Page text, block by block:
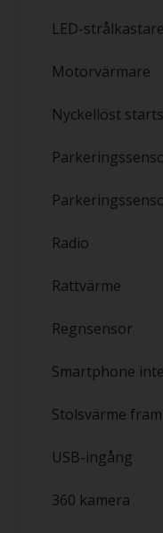
automatisk
LED-strålkastare
vitt ljus och har
Motorvärmare
Nyckellöst
Startknapp i
kallat Keyless-go
Sensorer på
för hinder
hinder framför
Radio
Rattvärme
Regnsensor
reagerar på
Smartphone
Stolsvärme fram
Olika nivåer av
ställs in via en
USB-ingång
360 kamera